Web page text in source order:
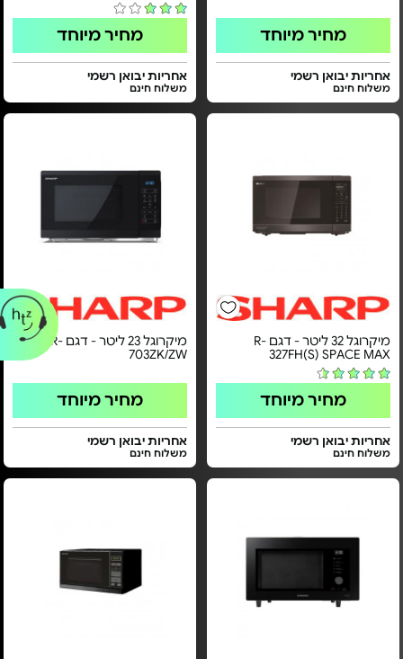
מחיר מיוחד
אחריות יבואן רשמי
משלוח חינם
מחיר מיוחד
אחריות יבואן רשמי
משלוח חינם
מיקרוגל 32 ליטר - דגם R-
327FH(S) SPACE MAX
מחיר מיוחד
אחריות יבואן רשמי
משלוח חינם
מיקרוגל 23 ליטר - דגם R-
703ZK/ZW
מחיר מיוחד
אחריות יבואן רשמי
משלוח חינם